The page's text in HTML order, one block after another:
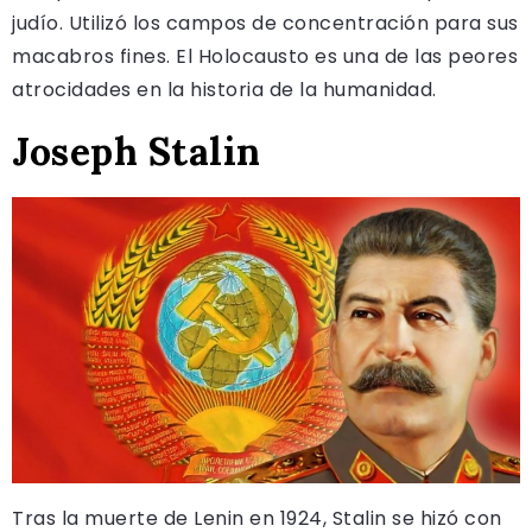
judío. Utilizó los campos de concentración para sus
macabros fines. El Holocausto es una de las peores
atrocidades en la historia de la humanidad.
Joseph Stalin
Tras la muerte de Lenin en 1924, Stalin se hizó con